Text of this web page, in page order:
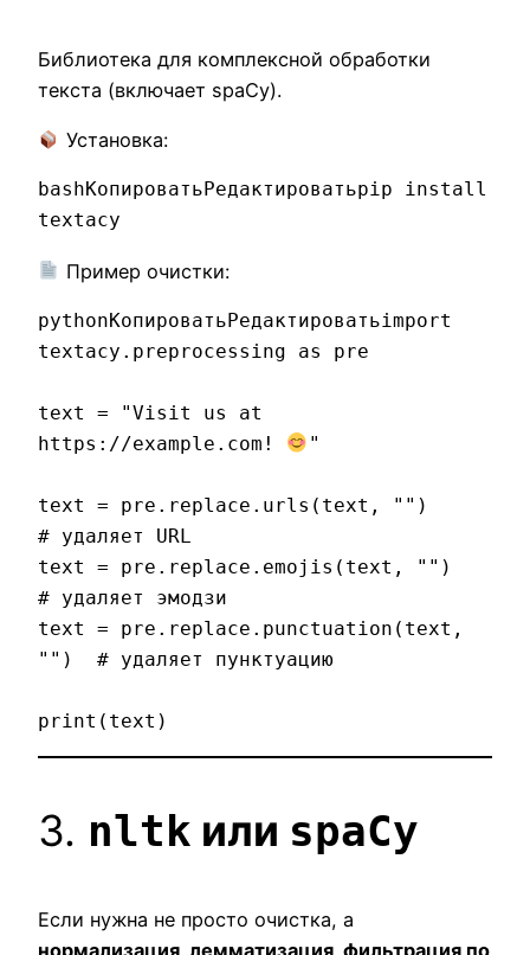
Библиотека для комплексной обработки
текста (включает spaCy).
Установка:
bashКопироватьРедактироватьpip install
Пример очистки:
pythonКопироватьРедактироватьimport
textacy.preprocessing as pre
text = "Visit us at
https://example.com!
"
text = pre.replace.urls(text, "")
# удаляет URL
text = pre.replace.emojis(text, "")
# удаляет эмодзи
text = pre.replace.punctuation(text,
"")  # удаляет пунктуацию
3. nltk или spaCy
Если нужна не просто очистка, а